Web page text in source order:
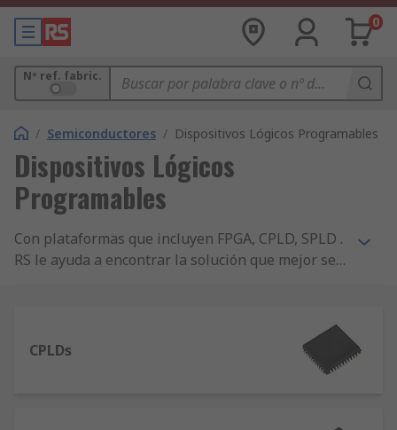
0
Nº ref. fabric.
/ Semiconductores / Dispositivos Lógicos Programables
Dispositivos Lógicos
Programables
Con plataformas que incluyen FPGA, CPLD, SPLD .
RS le ayuda a encontrar la solución que mejor se
programable. Descubra nuestra amplia gama de
productos y realice hoy un pedido. ¿No encuentra
CPLDs